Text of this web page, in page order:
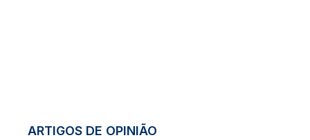
ARTIGOS DE OPINIÃO